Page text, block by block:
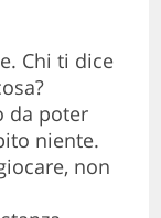
Chi ti dice
da poter
niente.
non